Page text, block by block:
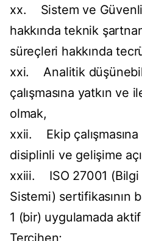
xx. Sistem ve
hakkında teknik
süreçleri hakkında
xxi. Analitik
çalışmasına yatkın
olmak,
xxii. Ekip
disiplinli ve gelişime
xxiii. ISO 27001 (Bilgi
Sistemi) sertifikasının
1 (bir) uygulamada